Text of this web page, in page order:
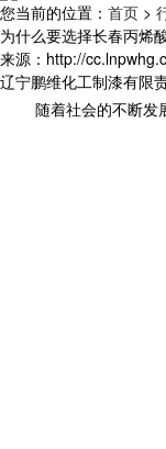
您当前的位置： 首页 >
为什么要选择长春丙烯
来源：http://
辽宁鹏维化工制漆有限
随着社会的不断发